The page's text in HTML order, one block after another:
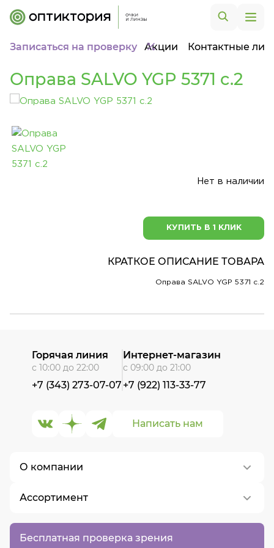
Записаться на проверку Акции Контактные
Оправа SALVO YGP 5371 c.2
Нет в наличии
КУПИТЬ В 1 КЛИК
КРАТКОЕ ОПИСАНИЕ ТОВАРА
Оправа SALVO YGP 5371 c.2
Бесплатная проверка зрения
О компании
О нас
Контакты
Вакансии
Ассортимент
Написать нам
Горячая линия
с 10:00 до 22:00
+7 (343) 273-07-07
Интернет-магазин
с 09:00 до 21:00
+7 (922) 113-33-77